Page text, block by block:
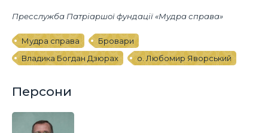
Пресслужба Патріаршої фундації «Мудра справа»
Мудра справа
Бровари
Владика Богдан Дзюрах
о. Любомир Яворський
Персони